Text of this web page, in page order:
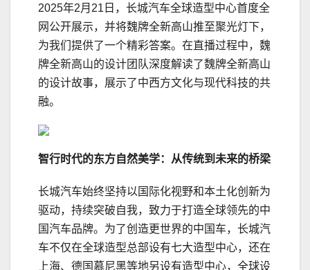
2025年2月21日，长城汽车全球造型中心首度全
网公开展示，并将魏牌全新高山推至聚光灯下，
为我们提供了一个精彩答案。在直播过程中，魏
牌全新高山的设计团队深度解读了魏牌全新高山
的设计故事，展示了中西方文化与现代科技的共
融。
智行时代的东方自然美学：从传统到未来的桥梁
长城汽车始终坚持以国际化视野和本土化创新为
驱动，持续突破自我，致力于打造全球领先的中
国汽车品牌。为了创造更世界的中国车，长城汽
车不仅在全球造型总部设有七大造型中心，还在
上海、德国慕尼黑等地另设有造型中心，全球设